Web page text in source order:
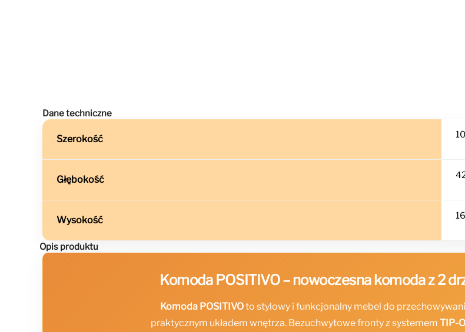
Dane techniczne
Szerokość
Głębokość
Wysokość
Opis produktu
Komoda POSITIVO – nowoczesna komoda z 2
Komoda POSITIVOto stylowy i funkcjonalny mebel do
praktycznym układem wnętrza. Bezuchwytowe fronty z systemem TIP-